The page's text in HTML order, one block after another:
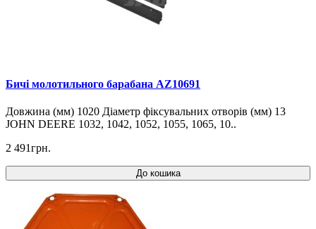
Бичі молотильного барабана AZ10691
Довжина (мм) 1020 Діаметр фіксувальних отворів (мм) 13
JOHN DEERE 1032, 1042, 1052, 1055, 1065, 10..
2 491грн.
До кошика